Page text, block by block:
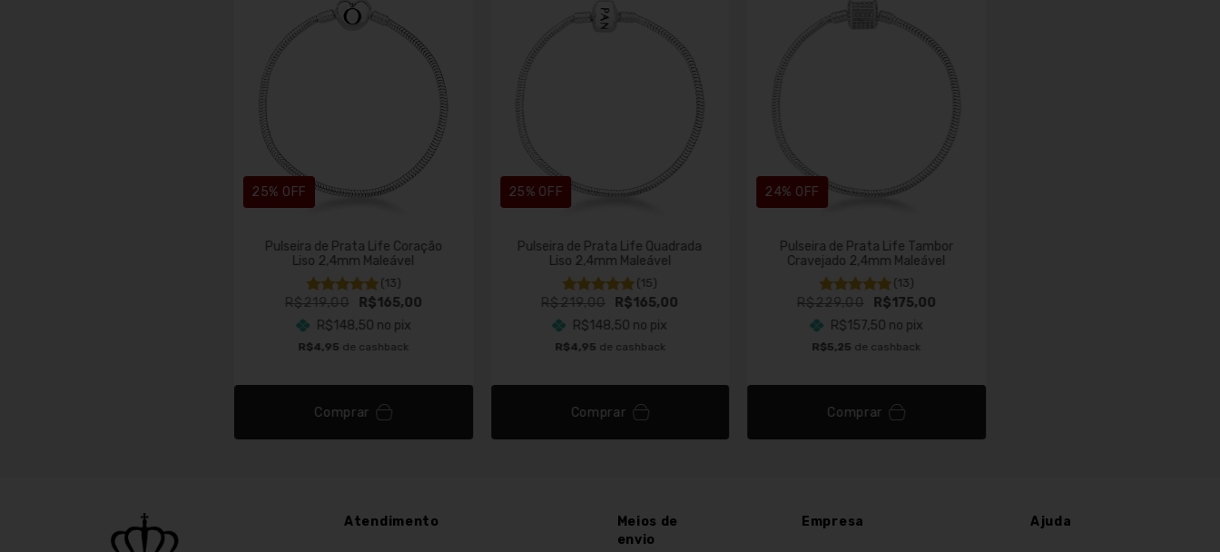
25% OFF
Pulseira de Prata Life Coração
Liso 2,4mm Maleável
(13)
R$219,00
R$165,00
R$148,50 no pix
R$4,95 de cashback
Comprar
25% OFF
Pulseira de Prata Life Quadrada
Liso 2,4mm Maleável
(15)
R$219,00
R$165,00
R$148,50 no pix
R$4,95 de cashback
Comprar
24% OFF
Pulseira de Prata Life Tambor
Cravejado 2,4mm Maleável
(13)
R$229,00
R$175,00
R$157,50 no pix
R$5,25 de cashback
Comprar
Atendimento
Meios de
envio
Empresa Ajuda